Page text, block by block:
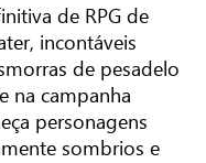
de RPG de
incontáveis
de pesadelo
na campanha
personagens
sombrios e